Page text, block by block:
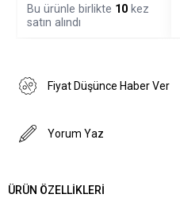
Bu ürünle birlikte 10 kez
satın alındı
Fiyat Düşünce Haber Ver
Yorum Yaz
ÜRÜN ÖZELLIKLERI